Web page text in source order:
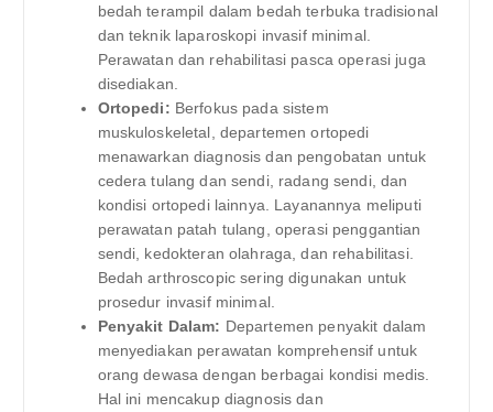
bedah terampil dalam bedah terbuka tradisional
dan teknik laparoskopi invasif minimal.
Perawatan dan rehabilitasi pasca operasi juga
disediakan.
Ortopedi: Berfokus pada sistem
muskuloskeletal, departemen ortopedi
menawarkan diagnosis dan pengobatan untuk
cedera tulang dan sendi, radang sendi, dan
kondisi ortopedi lainnya. Layanannya meliputi
perawatan patah tulang, operasi penggantian
sendi, kedokteran olahraga, dan rehabilitasi.
Bedah arthroscopic sering digunakan untuk
prosedur invasif minimal.
Penyakit Dalam: Departemen penyakit dalam
menyediakan perawatan komprehensif untuk
orang dewasa dengan berbagai kondisi medis.
Hal ini mencakup diagnosis dan